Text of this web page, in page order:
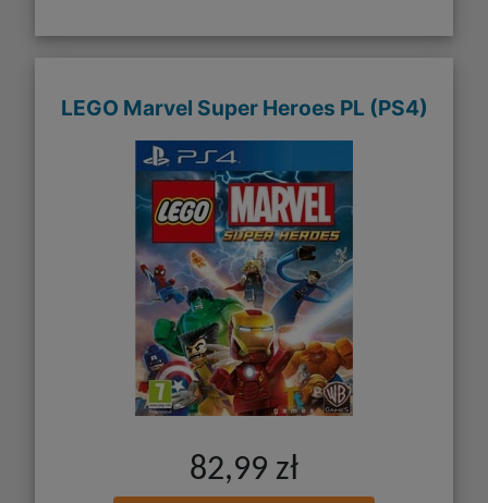
LEGO Marvel Super Heroes PL (PS4)
82,99 zł